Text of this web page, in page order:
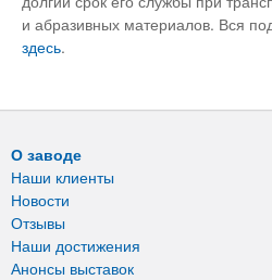
и абразивных материалов. Вся
здесь.
О заводе
Наши клиенты
Новости
Отзывы
Наши достижения
Анонсы выставок